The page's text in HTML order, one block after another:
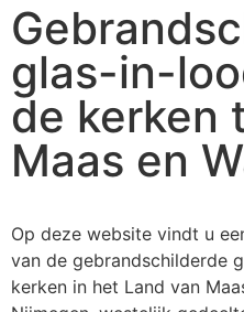
glas-in-
de kerken
Maas en
Op deze website vindt u
van de gebrandschilderde
kerken in het Land van